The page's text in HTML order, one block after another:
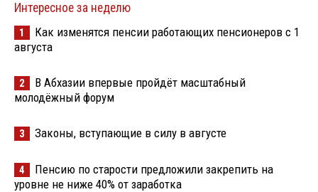
Интересное за неделю
1
Как изменятся пенсии работающих пенсионеров с 1
августа
2
В Абхазии впервые пройдёт масштабный
молодёжный форум
3 Законы, вступающие в силу в августе
4
Пенсию по старости предложили закрепить на
уровне не ниже 40% от заработка